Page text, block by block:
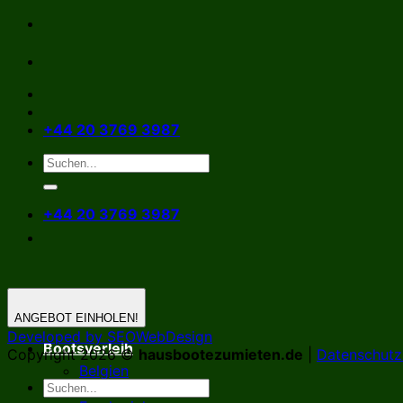
Zum
springen
+44 20 3769 3987
+44 20 3769 3987
Bootsverleih
Belgien
Deutschland
ANGEBOT EINHOLEN!
Developed by SEOWebDesign
Copyright 2026 © hausbootezumieten.de